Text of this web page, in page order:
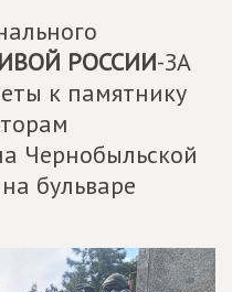
РОССИИ-ЗА
к памятнику
Чернобыльской
бульваре